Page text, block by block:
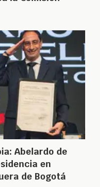
Abelardo de
en
de Bogotá